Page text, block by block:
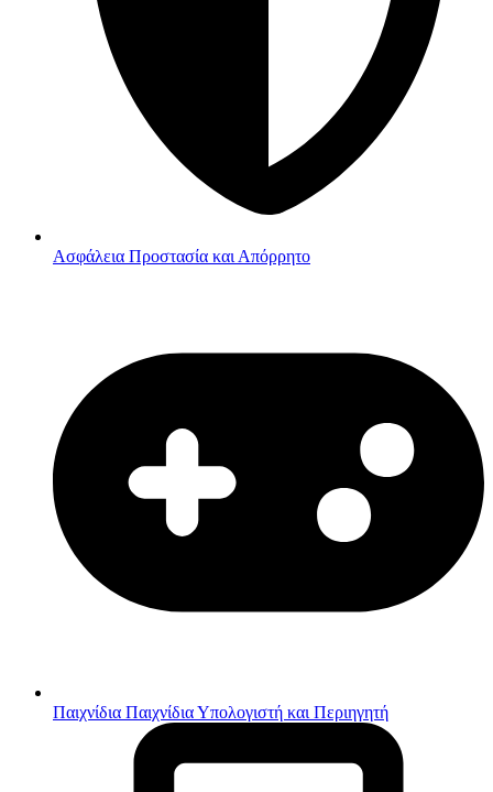
Ασφάλεια Προστασία και Απόρρητο
Παιχνίδια Παιχνίδια Υπολογιστή και Περιηγητή